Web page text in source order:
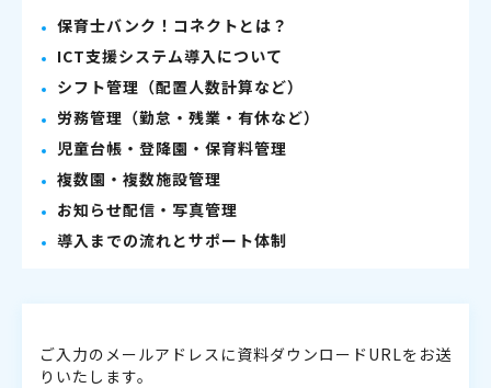
保育士バンク！コネクトとは？
ICT支援システム導入について
シフト管理（配置人数計算など）
労務管理（勤怠・残業・有休など）
児童台帳・登降園・保育料管理
複数園・複数施設管理
お知らせ配信・写真管理
導入までの流れとサポート体制
ご入力のメールアドレスに資料ダウンロードURLをお送
りいたします。